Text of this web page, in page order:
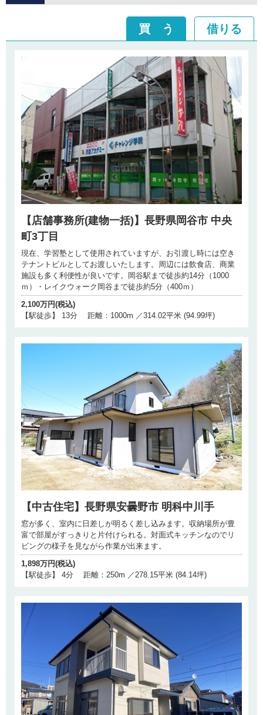
買 う 借りる
【店舗事務所(建物一括)】長野県岡谷市 中央
町3丁目
現在、学習塾として使用されていますが、お引渡し時には空き
テナントビルとしてお渡しいたします。周辺には飲食店、商業
施設も多く利便性が良いです。岡谷駅まで徒歩約14分（1000
ｍ）・レイクウォーク岡谷まで徒歩約5分（400ｍ）
2,100万円(税込)
【駅徒歩】 13分 距離：1000m ／314.02平米 (94.99坪)
【中古住宅】長野県安曇野市 明科中川手
窓が多く、室内に日差しが明るく差し込みます。収納場所が豊
富で部屋がすっきりと片付けられる。対面式キッチンなのでリ
ビングの様子を見ながら作業が出来ます。
1,898万円(税込)
【駅徒歩】 4分 距離：250m ／278.15平米 (84.14坪)